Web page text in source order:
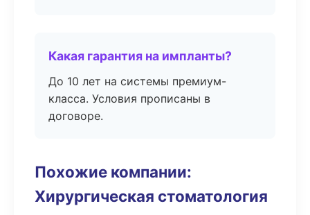
Какая гарантия на импланты?
До 10 лет на системы премиум-
класса. Условия прописаны в
договоре.
Похожие компании:
Хирургическая стоматология